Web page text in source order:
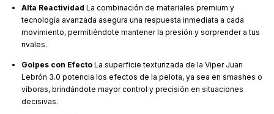
Alta Reactividad La combinación de materiales premium y
tecnología avanzada asegura una respuesta inmediata a cada
movimiento, permitiéndote mantener la presión y sorprender a tus
rivales.
Golpes con Efecto La superficie texturizada de la Viper Juan
Lebrón 3.0 potencia los efectos de la pelota, ya sea en smashes o
víboras, brindándote mayor control y precisión en situaciones
decisivas.